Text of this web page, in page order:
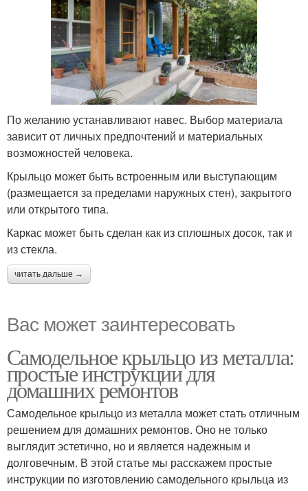
По желанию устанавливают навес. Выбор материала
зависит от личных предпочтений и материальных
возможностей человека.
Крыльцо может быть встроенным или выступающим
(размещается за пределами наружных стен), закрытого
или открытого типа.
Каркас может быть сделан как из сплошных досок, так и
из стекла.
читать дальше →
Вас может заинтересовать
Самодельное крыльцо из металла:
простые инструкции для
домашних ремонтов
Самодельное крыльцо из металла может стать отличным
решением для домашних ремонтов. Оно не только
выглядит эстетично, но и является надежным и
долговечным. В этой статье мы расскажем простые
инструкции по изготовлению самодельного крыльца из